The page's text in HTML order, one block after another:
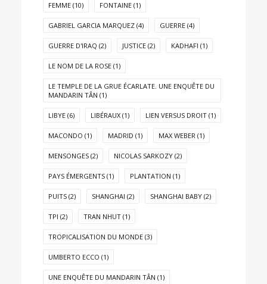
FEMME (10) FONTAINE (1)
GABRIEL GARCIA MARQUEZ (4) GUERRE (4)
GUERRE D'IRAQ (2) JUSTICE (2) KADHAFI (1)
LE NOM DE LA ROSE (1)
LE TEMPLE DE LA GRUE ÉCARLATE. UNE ENQUÊTE DU
MANDARIN TÂN (1)
LIBYE (6) LIBÉRAUX (1) LIEN VERSUS DROIT (1)
MACONDO (1) MADRID (1) MAX WEBER (1)
MENSONGES (2) NICOLAS SARKOZY (2)
PAYS ÉMERGENTS (1) PLANTATION (1)
PUITS (2) SHANGHAI (2) SHANGHAI BABY (2)
TPI (2) TRAN NHUT (1)
TROPICALISATION DU MONDE (3)
UMBERTO ECCO (1)
UNE ENQUÊTE DU MANDARIN TÂN (1)